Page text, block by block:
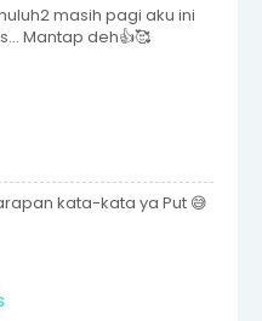
masih pagi aku ini
Mantap deh👍🥰
kata-kata ya Put 😅